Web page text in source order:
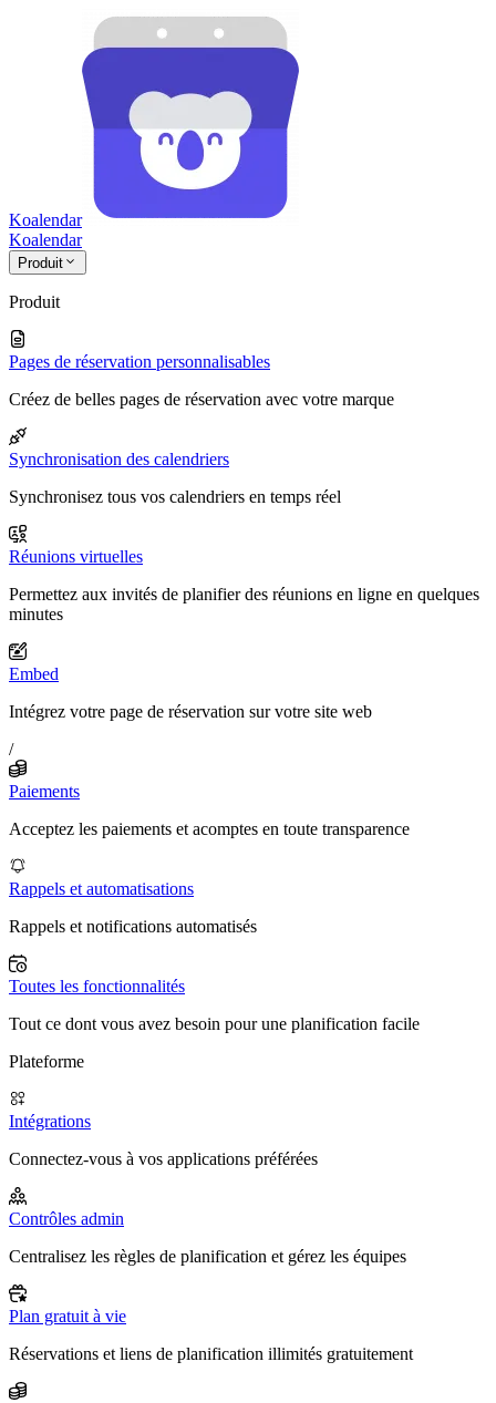
Koalendar
Koalendar
Produit
Produit
Pages de réservation personnalisables
Créez de belles pages de réservation avec votre marque
Synchronisation des calendriers
Synchronisez tous vos calendriers en temps réel
Réunions virtuelles
Permettez aux invités de planifier des réunions en ligne en quelques
minutes
Embed
Intégrez votre page de réservation sur votre site web
/
Paiements
Acceptez les paiements et acomptes en toute transparence
Rappels et automatisations
Rappels et notifications automatisés
Toutes les fonctionnalités
Tout ce dont vous avez besoin pour une planification facile
Plateforme
Intégrations
Connectez-vous à vos applications préférées
Contrôles admin
Centralisez les règles de planification et gérez les équipes
Plan gratuit à vie
Réservations et liens de planification illimités gratuitement